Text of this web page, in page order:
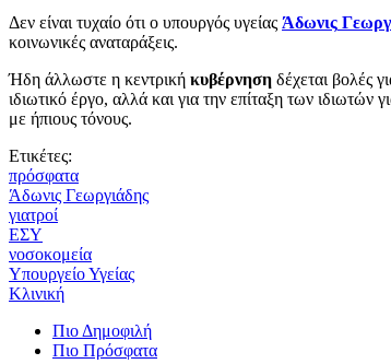
Δεν είναι τυχαίο ότι ο υπουργός υγείας Άδωνις
κοινωνικές αναταράξεις.
Ήδη άλλωστε η κεντρική κυβέρνηση δέχεται βολές
ιδιωτικό έργο, αλλά και για την επίταξη των
με ήπιους τόνους.
Ετικέτες:
πρόσφατα
Άδωνις Γεωργιάδης
γιατροί
ΕΣΥ
νοσοκομεία
Υπουργείο Υγείας
Κλινική
Πιο Δημοφιλή
Πιο Πρόσφατα